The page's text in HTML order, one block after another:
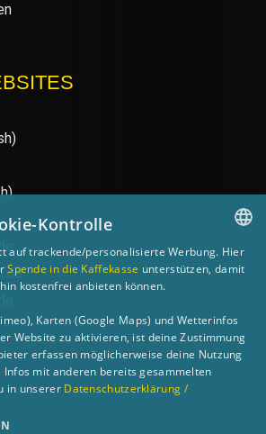
GERMAN
Kontrolle
auf trackende/personalisierte Werbung. Hier
Spende in die Kaffekasse unterstützen, damit
kostenfrei anbieten können.
Karten (Google Maps) und Wetterinfos
Website zu aktivieren, ist deine Zustimmung
erfassen möglicherweise deine Nutzung
Infos mit anderen bereits gesammelten
in unserer Datenschutzerklärung /